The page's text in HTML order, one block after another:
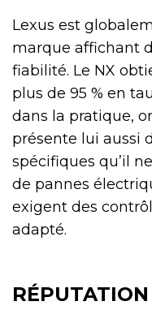
Lexus est
marque affichant
fiabilité. Le NX
plus de 95 % en
dans la pratique,
présente lui aussi
spécifiques qu’il
de pannes
exigent des
adapté.